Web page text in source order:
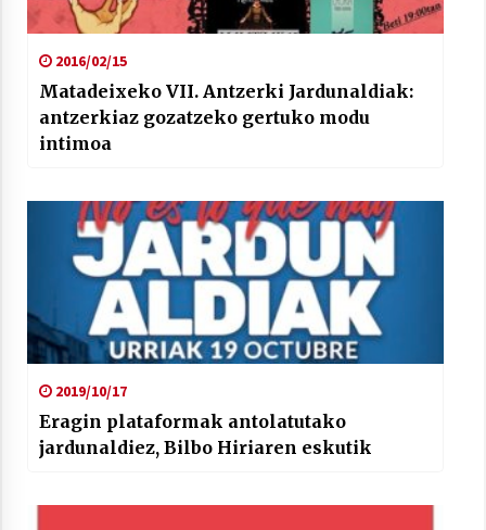
2016/02/15
Matadeixeko VII. Antzerki Jardunaldiak:
antzerkiaz gozatzeko gertuko modu
intimoa
2019/10/17
Eragin plataformak antolatutako
jardunaldiez, Bilbo Hiriaren eskutik